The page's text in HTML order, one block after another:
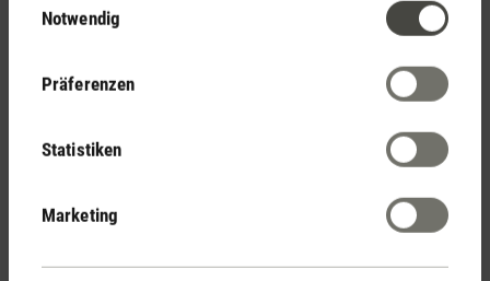
Notwendig
Präferenzen
Statistiken
Marketing